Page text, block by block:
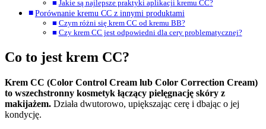
Jakie są najlepsze praktyki aplikacji kremu CC?
Porównanie kremu CC z innymi produktami
Czym różni się krem CC od kremu BB?
Czy krem CC jest odpowiedni dla cery problematycznej?
Co to jest krem CC?
Krem CC (Color Control Cream lub Color Correction Cream)
to wszechstronny kosmetyk łączący pielęgnację skóry z
makijażem. Działa dwutorowo, upiększając cerę i dbając o jej
kondycję.